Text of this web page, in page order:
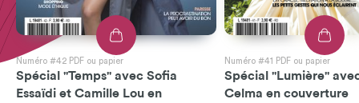
Numéro #42 PDF ou papier
Spécial "Temps" avec Sofia
Essaïdi et Camille Lou en
Numéro #41 PDF ou papier
Spécial "Lumière"
Celma en couverture